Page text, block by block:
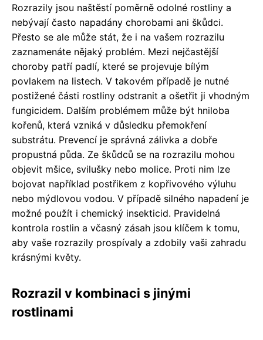
Rozrazily jsou naštěstí poměrně odolné rostliny a
nebývají často napadány chorobami ani škůdci.
Přesto se ale může stát, že i na vašem rozrazilu
zaznamenáte nějaký problém. Mezi nejčastější
choroby patří padlí, které se projevuje bílým
povlakem na listech. V takovém případě je nutné
postižené části rostliny odstranit a ošetřit ji vhodným
fungicidem. Dalším problémem může být hniloba
kořenů, která vzniká v důsledku přemokření
substrátu. Prevencí je správná zálivka a dobře
propustná půda. Ze škůdců se na rozrazilu mohou
objevit mšice, svilušky nebo molice. Proti nim lze
bojovat například postřikem z kopřivového výluhu
nebo mýdlovou vodou. V případě silného napadení je
možné použít i chemický insekticid. Pravidelná
kontrola rostlin a včasný zásah jsou klíčem k tomu,
aby vaše rozrazily prospívaly a zdobily vaši zahradu
krásnými květy.
Rozrazil v kombinaci s jinými
rostlinami